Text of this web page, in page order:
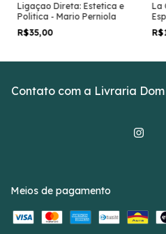
Ligaçao Direta: Estetica e
Politica - Mario Perniola
R$35,00
La
Contato com a Livraria
Meios de pagamento